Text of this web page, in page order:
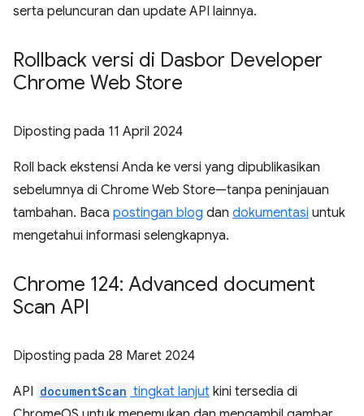
serta peluncuran dan update API lainnya.
Rollback versi di Dasbor Developer
Chrome Web Store
Diposting pada 11 April 2024
Roll back ekstensi Anda ke versi yang dipublikasikan
sebelumnya di Chrome Web Store—tanpa peninjauan
tambahan. Baca postingan blog dan dokumentasi untuk
mengetahui informasi selengkapnya.
Chrome 124: Advanced document
Scan API
Diposting pada 28 Maret 2024
API documentScan tingkat lanjut kini tersedia di